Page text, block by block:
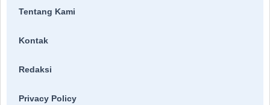
Tentang Kami
Kontak
Redaksi
Privacy Policy